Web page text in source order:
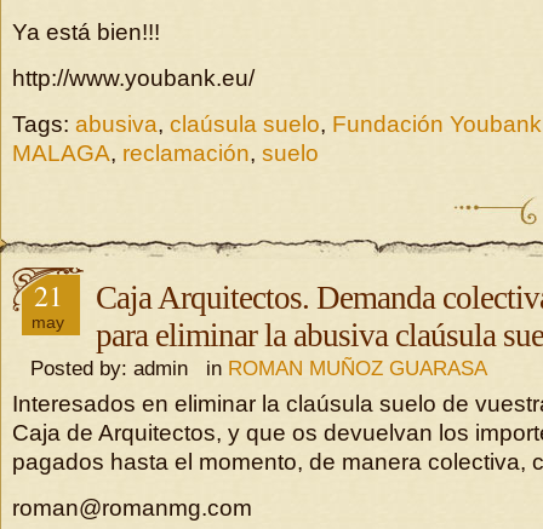
Ya está bien!!!
http://www.youbank.eu/
Tags: abusiva, claúsula suelo, Fundación Youbank
MALAGA, reclamación, suelo
21
may
Caja Arquitectos. Demanda
para eliminar la abusiva claúsula
Posted by: admin in ROMAN MUÑOZ GUARASA
Interesados en eliminar la claúsula suelo de
Caja de Arquitectos, y que os devuelvan los
pagados hasta el momento, de manera colectiva,
roman@romanmg.com